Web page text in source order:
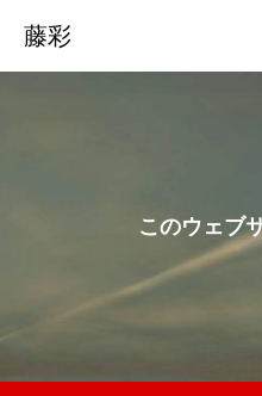
藤彩
こ のウ ェブ